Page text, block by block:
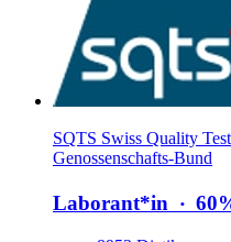
SQTS Swiss Quality
Genossenschafts-Bund
Laborant*​in ‧